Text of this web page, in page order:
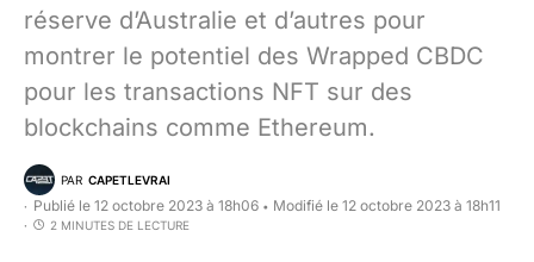
réserve d’Australie et d’autres pour
montrer le potentiel des Wrapped CBDC
pour les transactions NFT sur des
blockchains comme Ethereum.
PAR CAPETLEVRAI
Publié le 12 octobre 2023 à 18h06 • Modifié le 12 octobre 2023 à 18h11
2 MINUTES DE LECTURE